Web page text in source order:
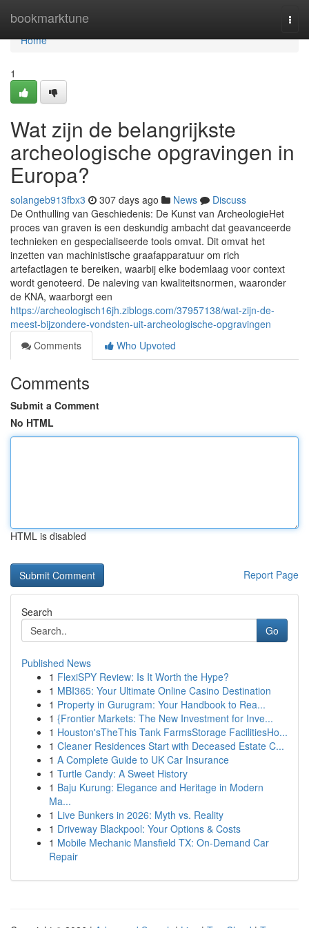
bookmarktune
Home
Home
1
Wat zijn de belangrijkste
archeologische opgravingen in
Europa?
solangeb913fbx3 307 days ago News
Discuss
De Onthulling van Geschiedenis: De Kunst van ArcheologieHet
proces van graven is een deskundig ambacht dat geavanceerde
technieken en gespecialiseerde tools omvat. Dit omvat het
inzetten van machinistische graafapparatuur om rich
artefactlagen te bereiken, waarbij elke bodemlaag voor context
wordt genoteerd. De naleving van kwaliteitsnormen, waaronder
de KNA, waarborgt een
https://archeologisch16jh.ziblogs.com/37957138/wat-zijn-de-
meest-bijzondere-vondsten-uit-archeologische-opgravingen
Comments
Who Upvoted
Comments
Submit a Comment
No HTML
HTML is disabled
Report Page
Search
Go
Published News
1 FlexiSPY Review: Is It Worth the Hype?
1 MBI365: Your Ultimate Online Casino Destination
1 Property in Gurugram: Your Handbook to Rea...
1 {Frontier Markets: The New Investment for Inve...
1 Houston'sTheThis Tank FarmsStorage FacilitiesHo...
1 Cleaner Residences Start with Deceased Estate C...
1 A Complete Guide to UK Car Insurance
1 Turtle Candy: A Sweet History
1 Baju Kurung: Elegance and Heritage in Modern
Ma...
1 Live Bunkers in 2026: Myth vs. Reality
1 Driveway Blackpool: Your Options & Costs
1 Mobile Mechanic Mansfield TX: On-Demand Car
Repair